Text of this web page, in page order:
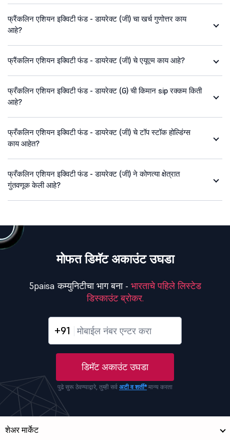
फ्रैंकलिन एशियन इक्विटी फंड - डायरेक्ट (जी) चा खर्च गुणोत्तर काय
आहे?
फ्रैंकलिन एशियन इक्विटी फंड - डायरेक्ट (जी) चे एयूएम काय आहे?
फ्रँकलिन एशियन इक्विटी फंड - डायरेक्ट (G) ची किमान sip रक्कम किती
आहे?
फ्रँकलिन एशियन इक्विटी फंड - डायरेक्ट (जी) चे टॉप स्टॉक होल्डिंग्स
काय आहेत?
फ्रँकलिन एशियन इक्विटी फंड - डायरेक्ट (जी) ने कोणत्या क्षेत्रात
गुंतवणूक केली आहे?
मोफत डिमॅट अकाउंट उघडा
5paisa कम्युनिटीचा भाग बना - भारताचे पहिले लिस्टेड
डिस्काउंट ब्रोकर.
+91
डिमॅट अकाउंट उघडा
पुढे सुरू ठेवण्याद्वारे, तुम्ही सर्व अटी व शर्ती*मान्य करता
शेअर मार्केट